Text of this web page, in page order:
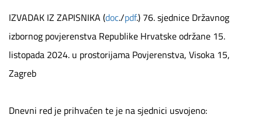
IZVADAK IZ ZAPISNIKA (doc./pdf.) 76. sjednice Državnog
izbornog povjerenstva Republike Hrvatske održane 15.
listopada 2024. u prostorijama Povjerenstva, Visoka 15,
Zagreb
Dnevni red je prihvaćen te je na sjednici usvojeno: